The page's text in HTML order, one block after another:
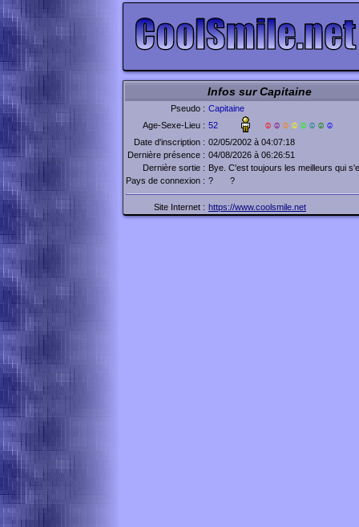
Infos sur Capitaine
Pseudo : Capitaine
Age-Sexe-Lieu : 52 ☺ ☺ ☺ ☺ ☺ ☺ ☺ ☺
Date d'inscription : 02/05/2002 à 04:07:18
Dernière présence : 04/08/2026 à 06:26:51
Dernière sortie : Bye. C'est toujours les meilleurs qui
Pays de connexion : ? ?
Site Internet : https://www.coolsmile.net